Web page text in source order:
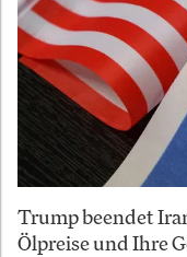
Trump beendet
Ölpreise und Ihre